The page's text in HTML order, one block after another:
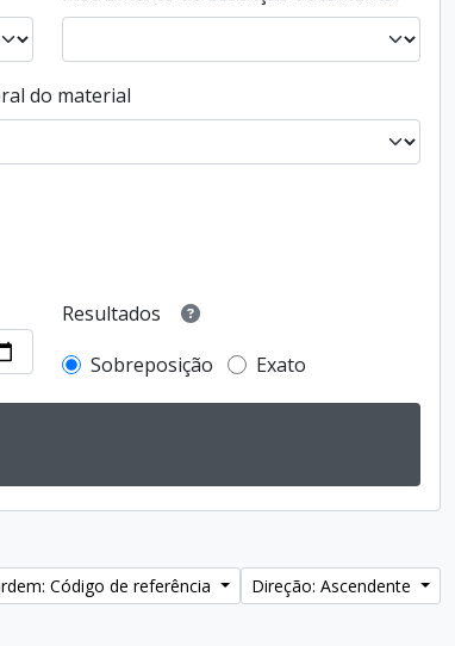
do material
Resultados
Sobreposição
Exato
Código de referência
Direção: Ascendente